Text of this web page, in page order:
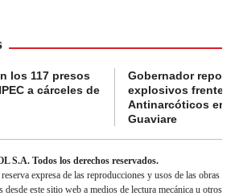
los 117 presos
a cárceles de
Gobernador
explosivos frente a
Antinarcóticos en
Guaviare
S.A. Todos los derechos reservados.
expresa de las reproducciones y usos de las obras
desde este sitio web a medios de lectura mecánica u otros